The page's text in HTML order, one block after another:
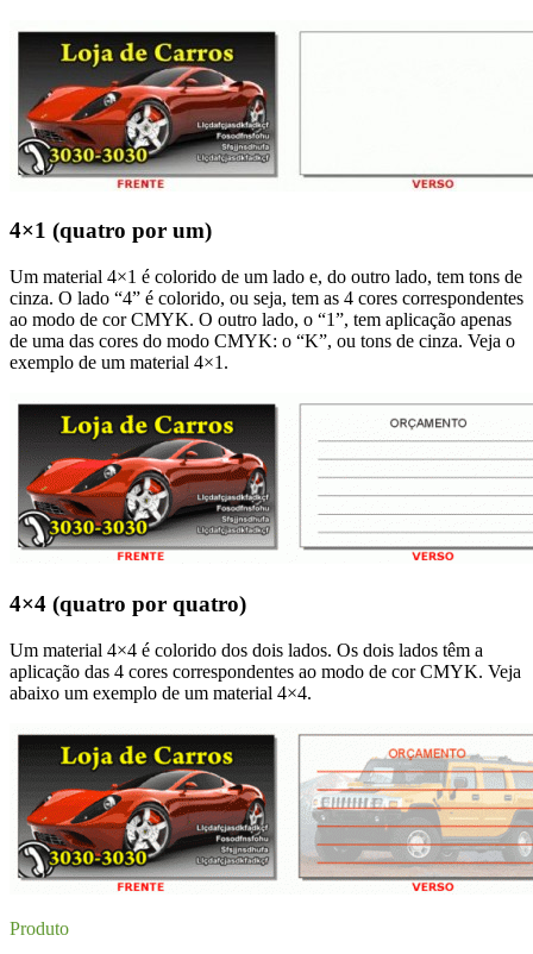
4×1 (quatro por um)
Um material 4×1 é colorido de um lado e, do outro lado, tem tons de
cinza. O lado “4” é colorido, ou seja, tem as 4 cores correspondentes
ao modo de cor CMYK. O outro lado, o “1”, tem aplicação apenas
de uma das cores do modo CMYK: o “K”, ou tons de cinza. Veja o
exemplo de um material 4×1.
4×4 (quatro por quatro)
Um material 4×4 é colorido dos dois lados. Os dois lados têm a
aplicação das 4 cores correspondentes ao modo de cor CMYK. Veja
abaixo um exemplo de um material 4×4.
Produto